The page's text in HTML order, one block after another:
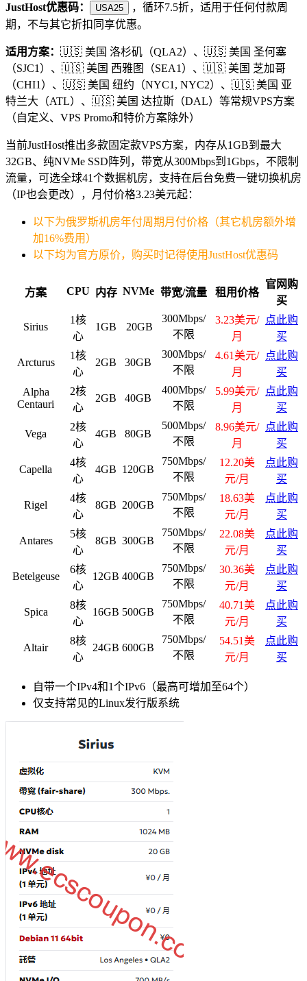
JustHost优惠码： USA25
，循环7.5折，适用于任何付款周
期，不与其它折扣同享优惠。
适用方案： 🇺🇸 美国 洛杉矶（QLA2）、🇺🇸 美国 圣何塞
（SJC1）、🇺🇸 美国 西雅图（SEA1）、🇺🇸 美国 芝加哥
（CHI1）、🇺🇸 美国 纽约（NYC1, NYC2）、🇺🇸 美国 亚
特兰大（ATL）、🇺🇸 美国 达拉斯（DAL）等常规VPS方案
（自定义、VPS Promo和特价方案除外）
当前JustHost推出多款固定款VPS方案，内存从1GB到最大
32GB、纯NVMe SSD阵列，带宽从300Mbps到1Gbps，不限制
流量，可选全球41个数据机房，支持在后台免费一键切换机房
（IP也会更改），月付价格3.23美元起：
以下为俄罗斯机房年付周期月付价格（其它机房额外增
加16%费用）
以下均为官方原价，购买时记得使用JustHost优惠码
方案 CPU 内存 NVMe 带宽/流量 租用价格
官网购
买
Sirius
1核
心
1GB 20GB
300Mbps/
不限
3.23美元/
月
点此购
买
Arcturus
1核
心
2GB 30GB
300Mbps/
不限
4.61美元/
月
点此购
买
Alpha
Centauri
2核
心
2GB 40GB
400Mbps/
不限
5.99美元/
月
点此购
买
Vega
2核
心
4GB 80GB
500Mbps/
不限
8.96美元/
月
点此购
买
Capella
4核
心
4GB 120GB
750Mbps/
不限
12.20美
元/月
点此购
买
Rigel
4核
心
8GB 200GB
750Mbps/
不限
18.63美
元/月
点此购
买
Antares
5核
心
8GB 300GB
750Mbps/
不限
22.08美
元/月
点此购
买
Betelgeuse
6核
心
12GB 400GB
750Mbps/
不限
30.36美
元/月
点此购
买
Spica
8核
心
16GB 500GB
750Mbps/
不限
40.71美
元/月
点此购
买
Altair
8核
心
24GB 600GB
750Mbps/
不限
54.51美
元/月
点此购
买
自带一个IPv4和1个IPv6（最高可增加至64个）
仅支持常见的Linux发行版系统